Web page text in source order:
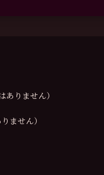
りません）
ません）